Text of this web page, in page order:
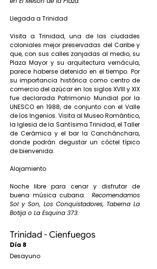
Llegada a Trinidad
Visita a Trinidad, una de las ciudades
coloniales mejor preservadas del Caribe y
que, con sus calles zanjadas al medio, su
Plaza Mayor y su arquitectura vernácula,
parece haberse detenido en el tiempo. Por
su importancia histórica como centro de
comercio del azúcar en los siglos XVIII y XIX
fue declarada Patrimonio Mundial por la
UNESCO en 1988, de conjunto con el Valle
de los Ingenios. Visita al Museo Romántico,
la Iglesia de la Santísima Trinidad, el Taller
de Cerámica y el bar la Canchánchara,
donde podrán degustar un cóctel típico
de bienvenida.
Alojamiento
Noche libre para cenar y disfrutar de
buena música cubana. Recomendamos
Sol y Son, Los Conquistadores, Taberna La
Botija o La Esquina 373.
Trinidad - Cienfuegos
Día 8
Desayuno